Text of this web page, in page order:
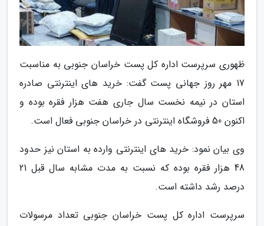
ظهوری سرپرست اداره کل پست خراسان جنوبی به مناسبت
17 مهر روز جهانی پست گفت: خرید های اینترنتی صادره
استان در نیمه نخست سال جاری هفت هزار فقره بوده و
اکنون 50 فروشگاه اینترنتی در خراسان جنوبی فعال است.
وی بیان نمود: خرید های اینترنتی وارده به استان نیز حدود
48 هزار فقره بوده که نسبت به مدت مشابه سال قبل 21
درصد رشد داشته است.
سرپرست اداره کل پست خراسان جنوبی تعداد مرسولات